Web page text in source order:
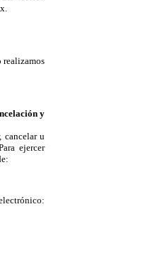
realizamos
y
cancelar u
ejercer